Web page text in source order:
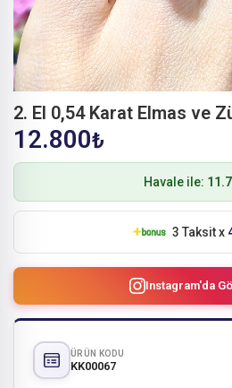
2. El 0,54 Karat Elmas ve
12.800₺
Havale ile:
3 Taksit x
Instagram'da
ÜRÜN KODU
KK00067